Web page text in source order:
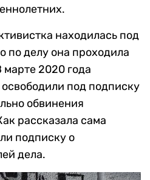
находилась под
по делу она проходила
марте 2020 года
под подписку
обвинения
рассказала сама
подписку о
дела.